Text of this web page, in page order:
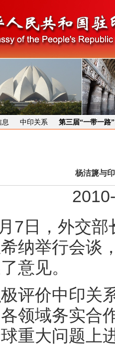
息 中印关系 第三届“一带一路
杨洁篪与
，外交部
纳举行会谈
意见。
价中印关系
领域务实合
重大问题上